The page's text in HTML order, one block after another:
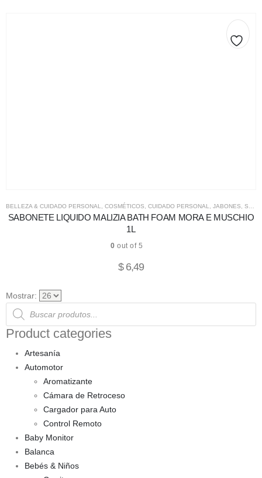
BELLEZA & CUIDADO PERSONAL COSMÉTICOS CUIDADO PERSONAL JABONES SALUD & COSMÉTICOS
SABONETE LIQUIDO MALIZIA BATH FOAM MORA E MUSCHIO
1L
0 out of 5
$6,49
Mostrar:
Products
search
Product categories
Artesanía
Automotor
Aromatizante
Cámara de Retroceso
Cargador para Auto
Control Remoto
Baby Monitor
Balanca
Bebés & Niños